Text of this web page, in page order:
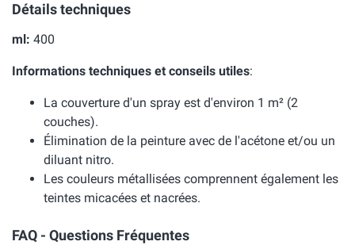
Détails techniques
ml: 400
Informations techniques et conseils utiles:
La couverture d'un spray est d'environ 1 m² (2
couches).
Élimination de la peinture avec de l'acétone et/ou un
diluant nitro.
Les couleurs métallisées comprennent également les
teintes micacées et nacrées.
FAQ - Questions Fréquentes